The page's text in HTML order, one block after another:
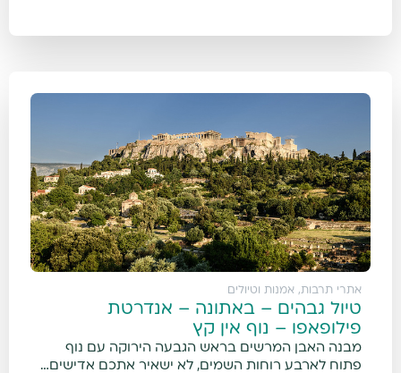
אתרי תרבות, אמנות וטיולים
טיול גבהים – באתונה – אנדרטת
פילופאפו – נוף אין קץ
מבנה האבן המרשים בראש הגבעה הירוקה עם נוף
פתוח לארבע רוחות השמים, לא ישאיר אתכם אדישים…